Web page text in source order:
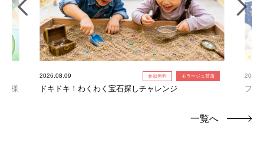
子様
2026.08.09 参加無料 モラージュ菖蒲
ドキドキ！わくわく宝石探しチャレンジ フォ
一覧へ